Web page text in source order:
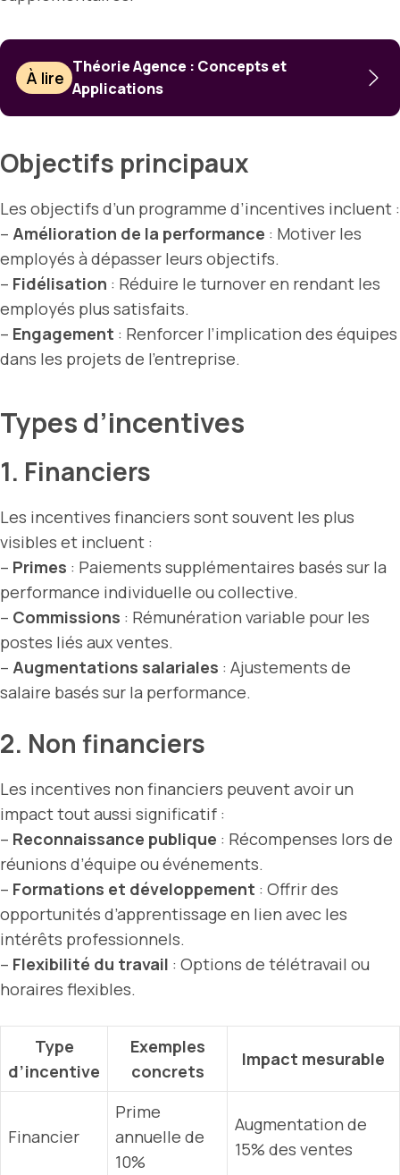
À lire
Théorie Agence : Concepts et
Applications
Objectifs principaux
Les objectifs d’un programme d’incentives incluent :
– Amélioration de la performance : Motiver les
employés à dépasser leurs objectifs.
– Fidélisation : Réduire le turnover en rendant les
employés plus satisfaits.
– Engagement : Renforcer l’implication des équipes
dans les projets de l’entreprise.
Types d’incentives
1. Financiers
Les incentives financiers sont souvent les plus
visibles et incluent :
– Primes : Paiements supplémentaires basés sur la
performance individuelle ou collective.
– Commissions : Rémunération variable pour les
postes liés aux ventes.
– Augmentations salariales : Ajustements de
salaire basés sur la performance.
2. Non financiers
Les incentives non financiers peuvent avoir un
impact tout aussi significatif :
– Reconnaissance publique : Récompenses lors de
réunions d’équipe ou événements.
– Formations et développement : Offrir des
opportunités d’apprentissage en lien avec les
intérêts professionnels.
– Flexibilité du travail : Options de télétravail ou
horaires flexibles.
Type
d’incentive
Exemples
concrets
Impact mesurable
Financier
Prime
annuelle de
10%
Augmentation de
15% des ventes